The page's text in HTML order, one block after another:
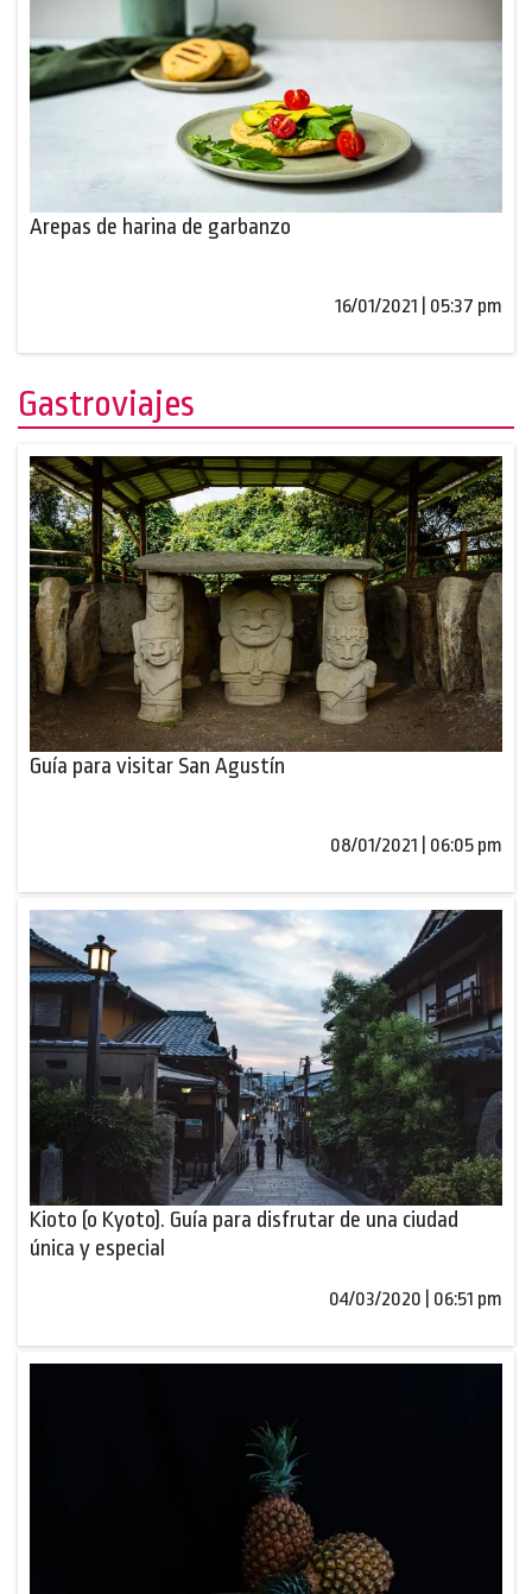
Arepas de harina de garbanzo
16/01/2021 | 05:37 pm
Gastroviajes
Guía para visitar San Agustín
08/01/2021 | 06:05 pm
Kioto (o Kyoto). Guía para disfrutar de una ciudad
única y especial
04/03/2020 | 06:51 pm